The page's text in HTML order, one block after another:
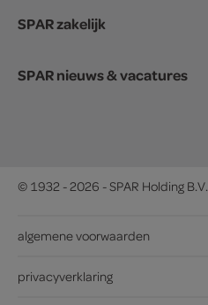
SPAR zakelijk
SPAR nieuws & vacatures
© 1932 - 2026 - SPAR Holding B.V.
algemene voorwaarden
privacyverklaring